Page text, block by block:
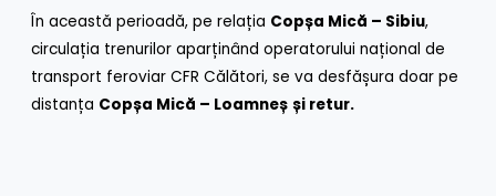
În această perioadă, pe relația Copșa Mică – Sibiu,
circulația trenurilor aparținând operatorului național de
transport feroviar CFR Călători, se va desfășura doar pe
distanța Copșa Mică – Loamneș și retur.